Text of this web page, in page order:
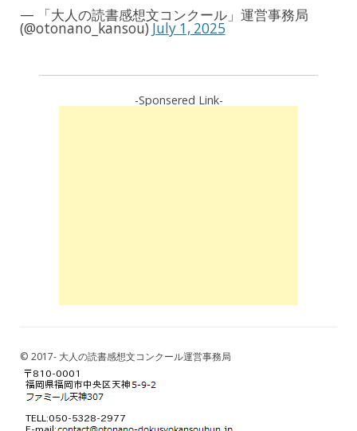
— 「大人の読書感想文コンクール」運営事務局
(@otonano_kansou) July 1, 2025
-Sponsered Link-
© 2017- 大人の読書感想文コンクール運営事務局